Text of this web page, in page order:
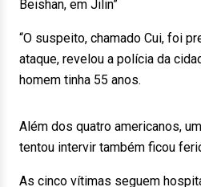
Beishan, em Jilin”
“O suspeito, chamado Cui, foi
ataque, revelou a polícia da
homem tinha 55 anos.
Além dos quatro americanos,
tentou intervir também ficou
As cinco vítimas seguem